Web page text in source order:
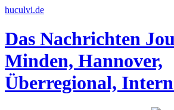
huculvi.de
Das Nachrichten
Minden, Hannover,
Überregional,